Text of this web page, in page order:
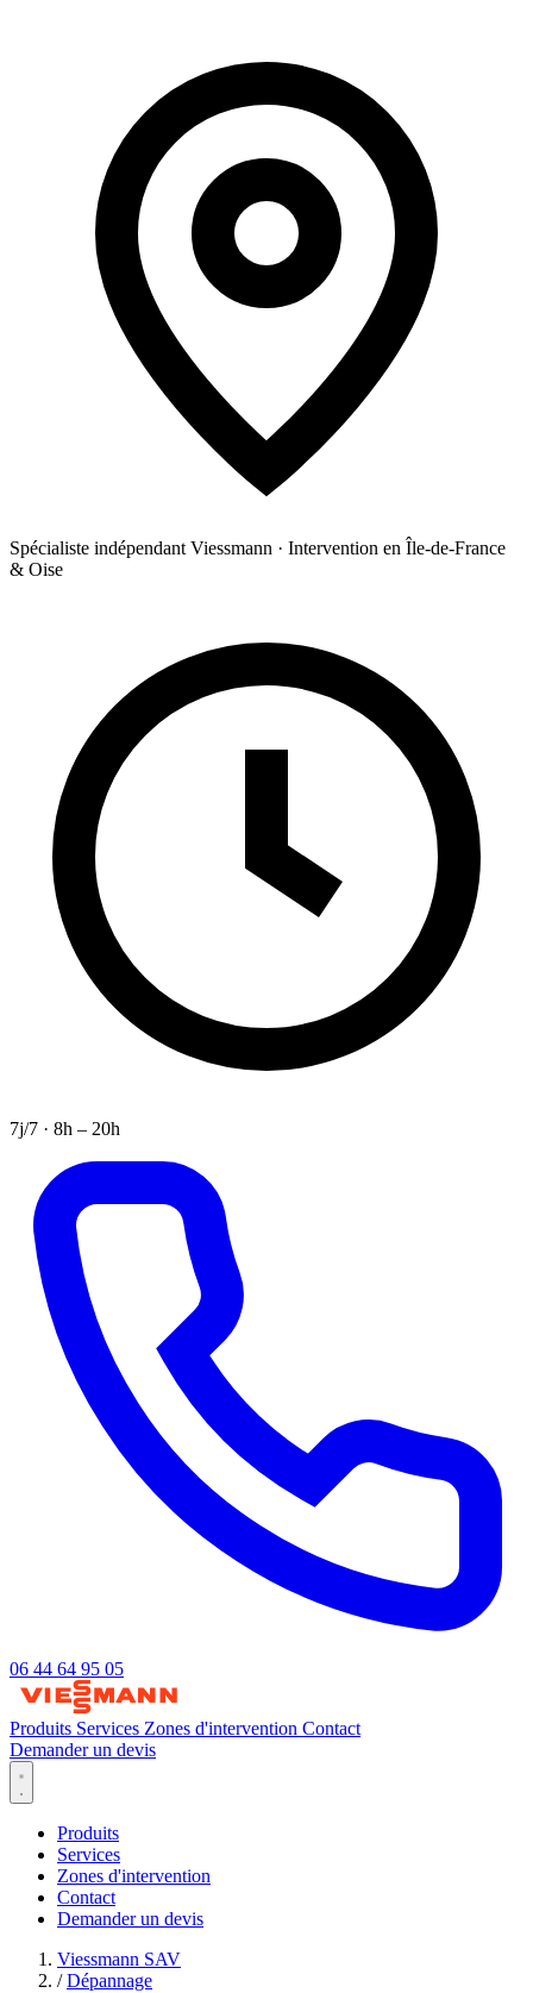
Spécialiste indépendant Viessmann · Intervention en Île-de-France
& Oise
7j/7 · 8h – 20h
06 44 64 95 05
Produits Services Zones d'intervention Contact
Demander un devis
Produits
Services
Zones d'intervention
Contact
Demander un devis
Viessmann SAV
/ Dépannage